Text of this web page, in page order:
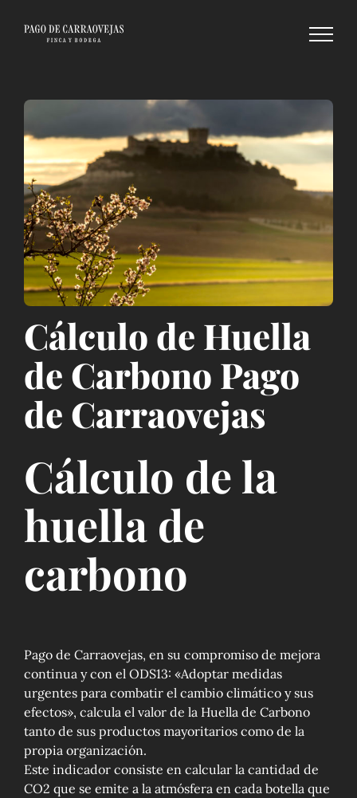
contenido
Cálculo de Huella
de Carbono Pago
de Carraovejas
Cálculo de la
huella de
carbono
Pago de Carraovejas, en su compromiso de mejora
continua y con el ODS13: «Adoptar medidas
urgentes para combatir el cambio climático y sus
efectos», calcula el valor de la Huella de Carbono
tanto de sus productos mayoritarios como de la
propia organización.
Este indicador consiste en calcular la cantidad de
CO2 que se emite a la atmósfera en cada botella que